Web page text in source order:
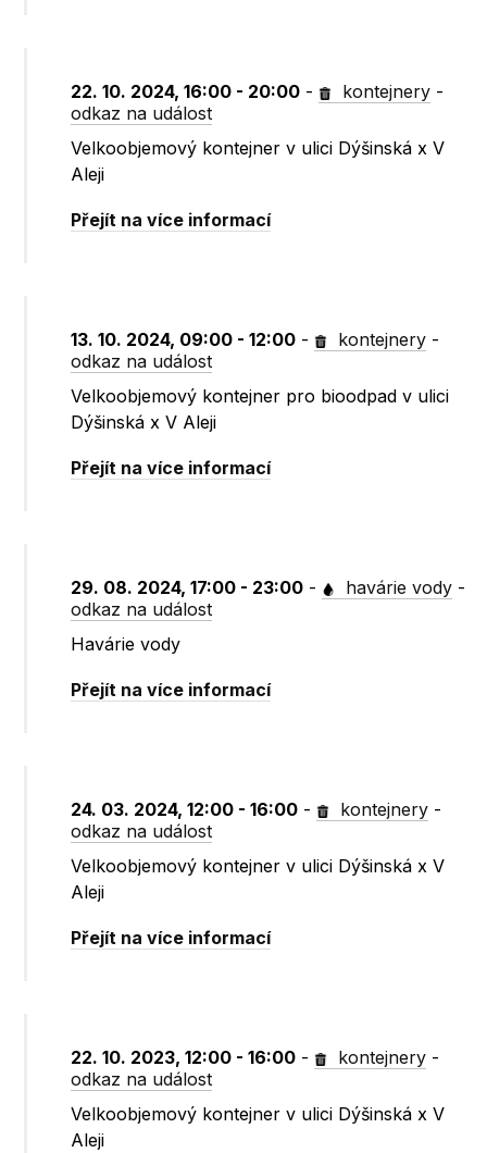
22. 10. 2024, 16:00 - 20:00 - kontejnery -
odkaz na událost
Velkoobjemový kontejner v ulici Dýšinská x V
Aleji
Přejít na více informací
13. 10. 2024, 09:00 - 12:00 - kontejnery -
odkaz na událost
Velkoobjemový kontejner pro bioodpad v ulici
Dýšinská x V Aleji
Přejít na více informací
29. 08. 2024, 17:00 - 23:00 - havárie vody -
odkaz na událost
Havárie vody
Přejít na více informací
24. 03. 2024, 12:00 - 16:00 - kontejnery -
odkaz na událost
Velkoobjemový kontejner v ulici Dýšinská x V
Aleji
Přejít na více informací
22. 10. 2023, 12:00 - 16:00 - kontejnery -
odkaz na událost
Velkoobjemový kontejner v ulici Dýšinská x V
Aleji